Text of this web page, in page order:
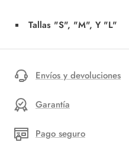
Tallas "S", "M", Y "L"
Envíos y devoluciones
Garantía
Pago seguro